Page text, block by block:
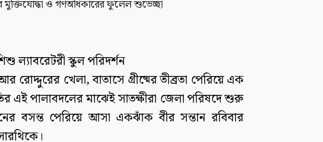
ল্যাবরেটরী স্কুল পরিদর্শন
রোদ্দুরের খেলা, বাতাসে গ্রীষ্মের তীব্রতা পেরিয়ে এক
এই পালাবদলের মাঝেই সাতক্ষীরা জেলা পরিষদে শুরু
বসন্ত পেরিয়ে আসা একঝাঁক বীর সন্তান রবিবার